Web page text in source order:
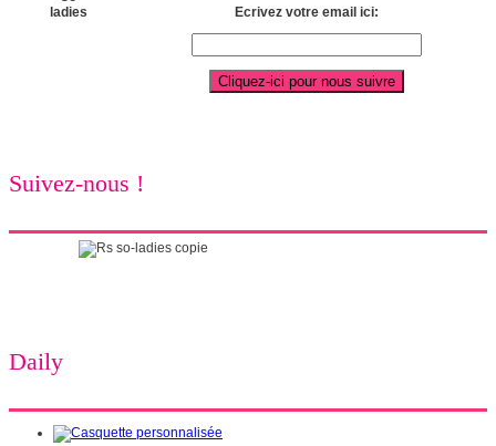
Ecrivez votre email ici:
Suivez-nous !
Daily